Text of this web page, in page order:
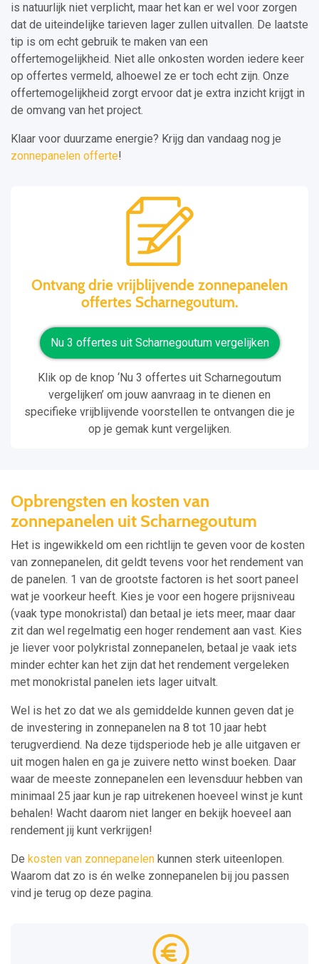
is natuurlijk niet verplicht, maar het kan er wel voor zorgen
dat de uiteindelijke tarieven lager zullen uitvallen. De laatste
tip is om echt gebruik te maken van een
offertemogelijkheid. Niet alle onkosten worden iedere keer
op offertes vermeld, alhoewel ze er toch echt zijn. Onze
offertemogelijkheid zorgt ervoor dat je extra inzicht krijgt in
de omvang van het project.
Klaar voor duurzame energie? Krijg dan vandaag nog je
zonnepanelen offerte!
Ontvang drie vrijblijvende zonnepanelen
offertes Scharnegoutum.
Nu 3 offertes uit Scharnegoutum vergelijken
Klik op de knop ‘Nu 3 offertes uit Scharnegoutum
vergelijken’ om jouw aanvraag in te dienen en
specifieke vrijblijvende voorstellen te ontvangen die je
op je gemak kunt vergelijken.
Opbrengsten en kosten van
zonnepanelen uit Scharnegoutum
Het is ingewikkeld om een richtlijn te geven voor de kosten
van zonnepanelen, dit geldt tevens voor het rendement van
de panelen. 1 van de grootste factoren is het soort paneel
wat je voorkeur heeft. Kies je voor een hogere prijsniveau
(vaak type monokristal) dan betaal je iets meer, maar daar
zit dan wel regelmatig een hoger rendement aan vast. Kies
je liever voor polykristal zonnepanelen, betaal je vaak iets
minder echter kan het zijn dat het rendement vergeleken
met monokristal panelen iets lager uitvalt.
Wel is het zo dat we als gemiddelde kunnen geven dat je
de investering in zonnepanelen na 8 tot 10 jaar hebt
terugverdiend. Na deze tijdsperiode heb je alle uitgaven er
uit mogen halen en ga je zuivere netto winst boeken. Daar
waar de meeste zonnepanelen een levensduur hebben van
minimaal 25 jaar kun je rap uitrekenen hoeveel winst je kunt
behalen! Wacht daarom niet langer en bekijk hoeveel aan
rendement jij kunt verkrijgen!
De kosten van zonnepanelen kunnen sterk uiteenlopen.
Waarom dat zo is én welke zonnepanelen bij jou passen
vind je terug op deze pagina.